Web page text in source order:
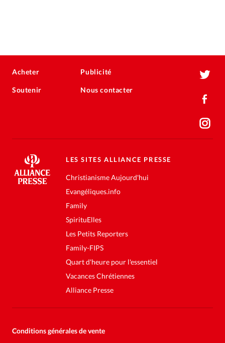
Acheter
Soutenir
Publicité
Nous contacter
LES SITES ALLIANCE PRESSE
Christianisme Aujourd'hui
Evangéliques.info
Family
SpirituElles
Les Petits Reporters
Family-FIPS
Quart d'heure pour l'essentiel
Vacances Chrétiennes
Alliance Presse
Conditions générales de vente